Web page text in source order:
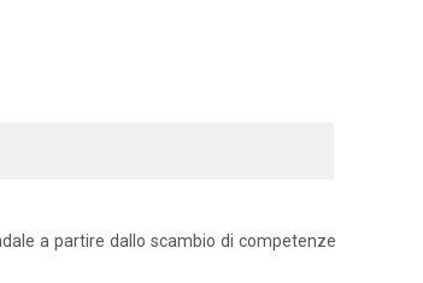
a partire dallo scambio di competenze